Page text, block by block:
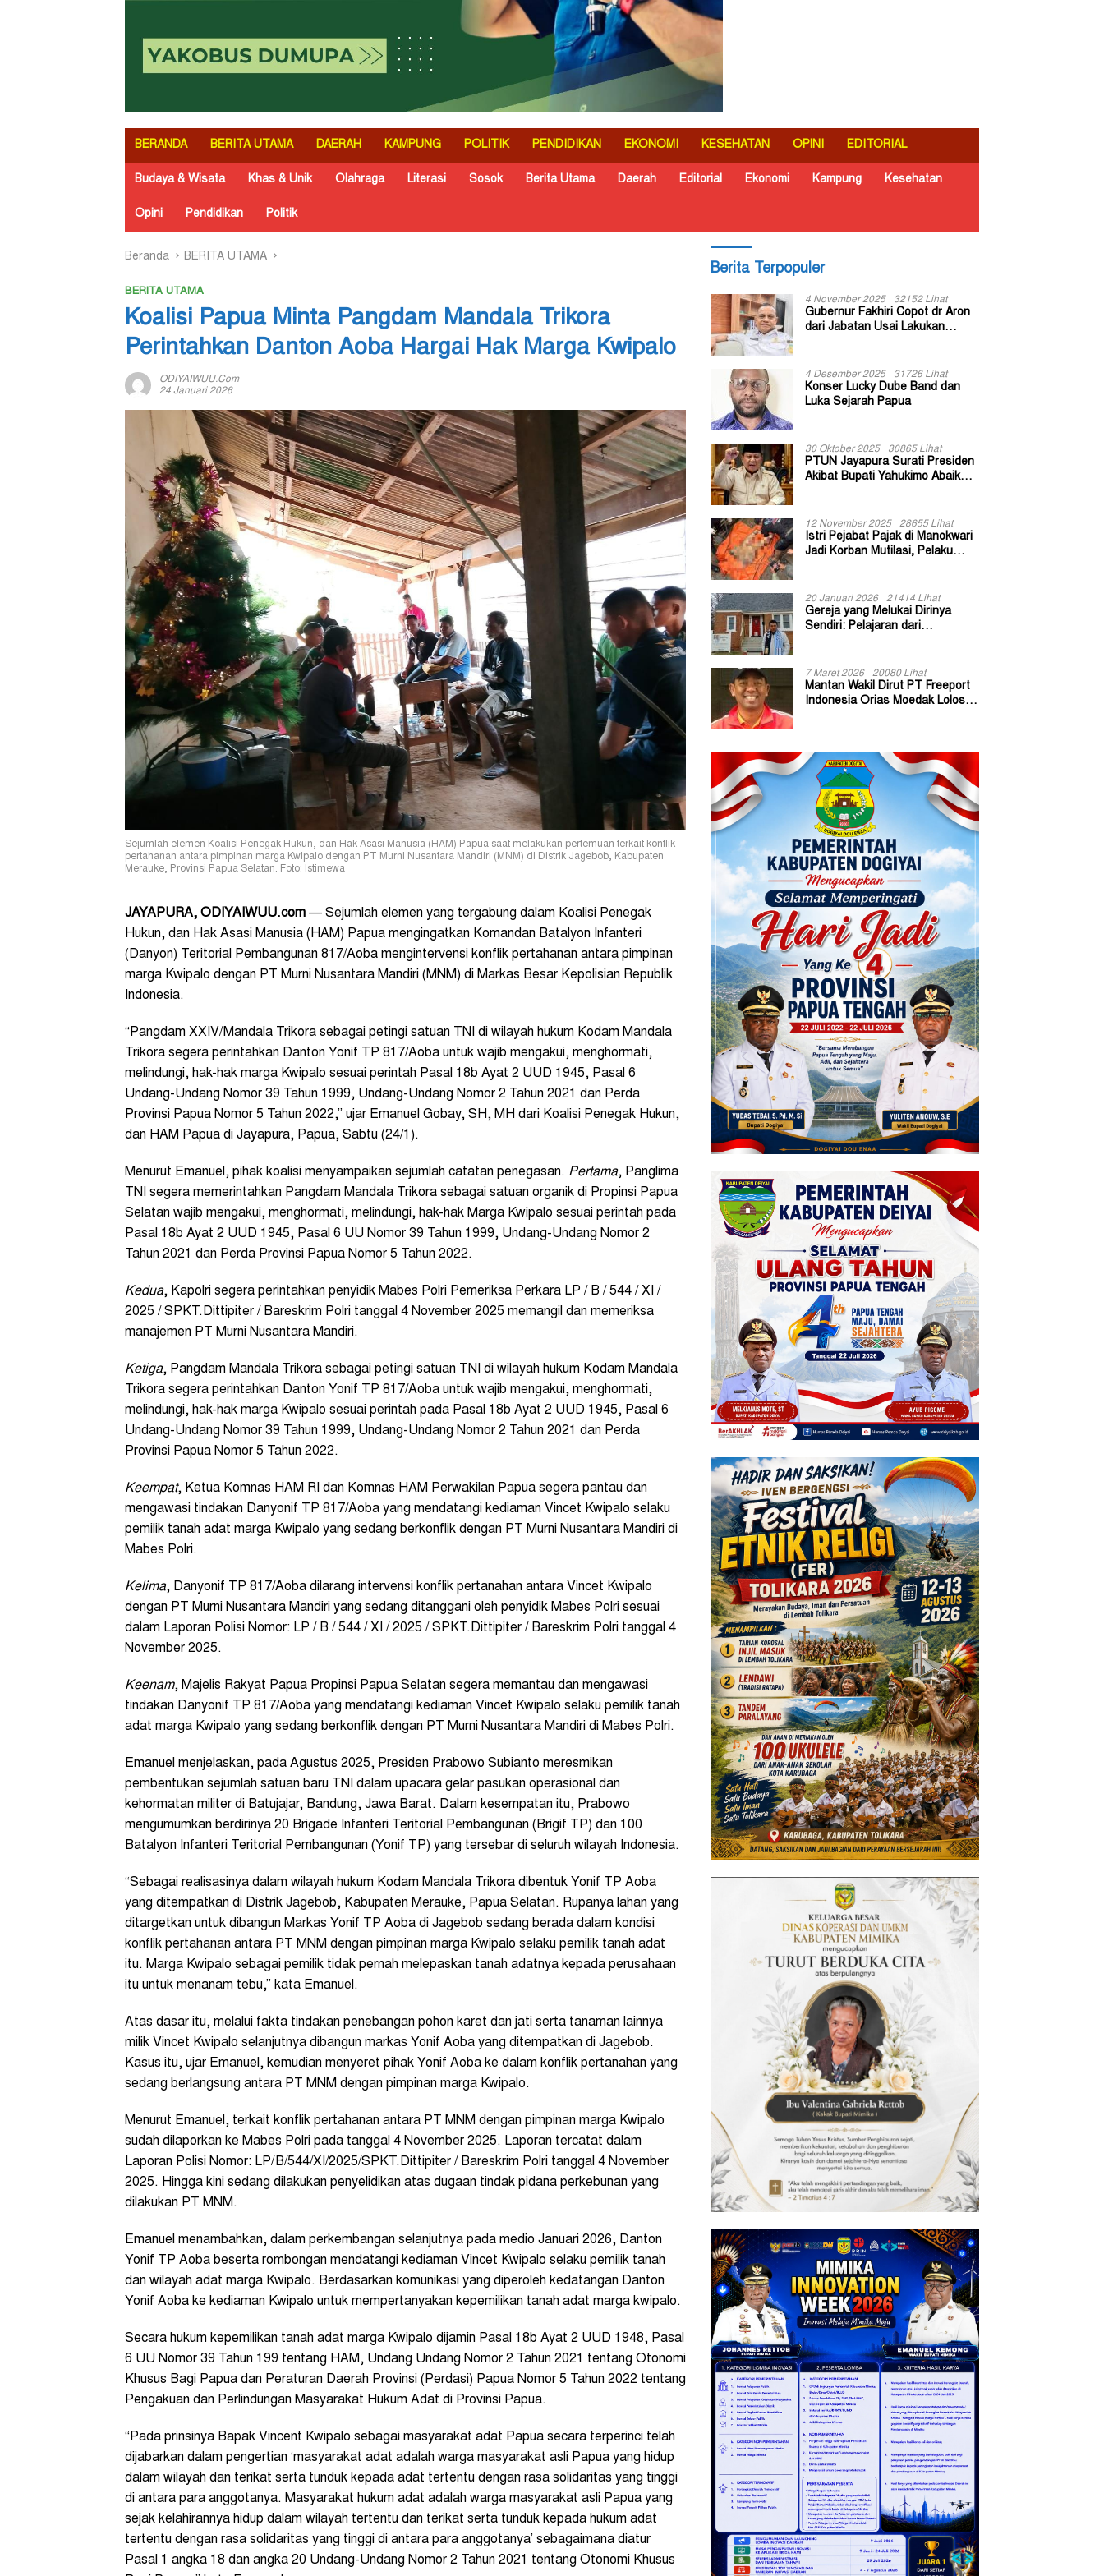
BERANDA BERITA UTAMA DAERAH KAMPUNG POLITIK PENDIDIKAN EKONOMI KESEHATAN OPINI EDITORIAL
Budaya & Wisata Khas & Unik Olahraga Literasi Sosok Berita Utama Daerah Editorial Ekonomi Kampung Kesehatan
Opini Pendidikan Politik
Beranda BERITA UTAMA
BERITA UTAMA
Koalisi Papua Minta Pangdam Mandala Trikora
Perintahkan Danton Aoba Hargai Hak Marga Kwipalo
ODIYAIWUU.com
24 Januari 2026
Sejumlah elemen Koalisi Penegak Hukun, dan Hak Asasi Manusia (HAM) Papua saat melakukan pertemuan terkait konflik
pertahanan antara pimpinan marga Kwipalo dengan PT Murni Nusantara Mandiri (MNM) di Distrik Jagebob, Kabupaten
Merauke, Provinsi Papua Selatan. Foto: Istimewa
JAYAPURA, ODIYAIWUU.com —‎ Sejumlah elemen yang tergabung dalam Koalisi Penegak
Hukun, dan Hak Asasi Manusia (HAM) Papua mengingatkan Komandan Batalyon Infanteri
(Danyon) Teritorial Pembangunan 817/Aoba mengintervensi konflik pertahanan antara pimpinan
marga Kwipalo dengan PT Murni Nusantara Mandiri (MNM) di Markas Besar Kepolisian Republik
Indonesia.
“Pangdam XXIV/Mandala Trikora sebagai petingi satuan TNI di wilayah hukum Kodam Mandala
Trikora segera perintahkan Danton Yonif TP 817/Aoba untuk wajib mengakui, menghormati,
melindungi, hak-hak marga Kwipalo sesuai perintah Pasal 18b Ayat 2 UUD 1945, Pasal 6
Undang-Undang Nomor 39 Tahun 1999, Undang-Undang Nomor 2 Tahun 2021 dan Perda
Provinsi Papua Nomor 5 Tahun 2022,” ujar Emanuel Gobay, SH, MH dari Koalisi Penegak Hukun,
dan HAM Papua di Jayapura, Papua, Sabtu (24/1).
Menurut Emanuel, pihak koalisi menyampaikan sejumlah catatan penegasan. Pertama, Panglima
TNI segera memerintahkan Pangdam Mandala Trikora sebagai satuan organik di Propinsi Papua
Selatan wajib mengakui, menghormati, melindungi, hak-hak Marga Kwipalo sesuai perintah pada
Pasal 18b Ayat 2 UUD 1945, Pasal 6 UU Nomor 39 Tahun 1999, Undang-Undang Nomor 2
Tahun 2021 dan Perda Provinsi Papua Nomor 5 Tahun 2022.
Kedua, Kapolri segera perintahkan penyidik Mabes Polri Pemeriksa Perkara LP / B / 544 / XI /
2025 / SPKT.Dittipiter / Bareskrim Polri tanggal 4 November 2025 memangil dan memeriksa
manajemen PT Murni Nusantara Mandiri.
Ketiga, Pangdam Mandala Trikora sebagai petingi satuan TNI di wilayah hukum Kodam Mandala
Trikora segera perintahkan Danton Yonif TP 817/Aoba untuk wajib mengakui, menghormati,
melindungi, hak-hak marga Kwipalo sesuai perintah pada Pasal 18b Ayat 2 UUD 1945, Pasal 6
Undang-Undang Nomor 39 Tahun 1999, Undang-Undang Nomor 2 Tahun 2021 dan Perda
Provinsi Papua Nomor 5 Tahun 2022.
Keempat, Ketua Komnas HAM RI dan Komnas HAM Perwakilan Papua segera pantau dan
mengawasi tindakan Danyonif TP 817/Aoba yang mendatangi kediaman Vincet Kwipalo selaku
pemilik tanah adat marga Kwipalo yang sedang berkonflik dengan PT Murni Nusantara Mandiri di
Mabes Polri.
Kelima, Danyonif TP 817/Aoba dilarang intervensi konflik pertanahan antara Vincet Kwipalo
dengan PT Murni Nusantara Mandiri yang sedang ditanggani oleh penyidik Mabes Polri sesuai
dalam Laporan Polisi Nomor: LP / B / 544 / XI / 2025 / SPKT.Dittipiter / Bareskrim Polri tanggal 4
November 2025.
Keenam, Majelis Rakyat Papua Propinsi Papua Selatan segera memantau dan mengawasi
tindakan Danyonif TP 817/Aoba yang mendatangi kediaman Vincet Kwipalo selaku pemilik tanah
adat marga Kwipalo yang sedang berkonflik dengan PT Murni Nusantara Mandiri di Mabes Polri.
Emanuel menjelaskan, pada Agustus 2025, Presiden Prabowo Subianto meresmikan
pembentukan sejumlah satuan baru TNI dalam upacara gelar pasukan operasional dan
kehormatan militer di Batujajar, Bandung, Jawa Barat. Dalam kesempatan itu, Prabowo
mengumumkan berdirinya 20 Brigade Infanteri Teritorial Pembangunan (Brigif TP) dan 100
Batalyon Infanteri Teritorial Pembangunan (Yonif TP) yang tersebar di seluruh wilayah Indonesia.
“Sebagai realisasinya dalam wilayah hukum Kodam Mandala Trikora dibentuk Yonif TP Aoba
yang ditempatkan di Distrik Jagebob, Kabupaten Merauke, Papua Selatan. Rupanya lahan yang
ditargetkan untuk dibangun Markas Yonif TP Aoba di Jagebob sedang berada dalam kondisi
konflik pertahanan antara PT MNM dengan pimpinan marga Kwipalo selaku pemilik tanah adat
itu. Marga Kwipalo sebagai pemilik tidak pernah melepaskan tanah adatnya kepada perusahaan
itu untuk menanam tebu,” kata Emanuel.
Atas dasar itu, melalui fakta tindakan penebangan pohon karet dan jati serta tanaman lainnya
milik Vincet Kwipalo selanjutnya dibangun markas Yonif Aoba yang ditempatkan di Jagebob.
Kasus itu, ujar Emanuel, kemudian menyeret pihak Yonif Aoba ke dalam konflik pertanahan yang
sedang berlangsung antara PT MNM dengan pimpinan marga Kwipalo.
Menurut Emanuel, terkait konflik pertahanan antara PT MNM dengan pimpinan marga Kwipalo
sudah dilaporkan ke Mabes Polri pada tanggal 4 November 2025. Laporan tercatat dalam
Laporan Polisi Nomor: LP/B/544/XI/2025/SPKT.Dittipiter / Bareskrim Polri tanggal 4 November
2025. Hingga kini sedang dilakukan penyelidikan atas dugaan tindak pidana perkebunan yang
dilakukan PT MNM.
Emanuel menambahkan, dalam perkembangan selanjutnya pada medio Januari 2026, Danton
Yonif TP Aoba beserta rombongan mendatangi kediaman Vincet Kwipalo selaku pemilik tanah
dan wilayah adat marga Kwipalo. Berdasarkan komunikasi yang diperoleh kedatangan Danton
Yonif Aoba ke kediaman Kwipalo untuk mempertanyakan kepemilikan tanah adat marga kwipalo.
Secara hukum kepemilikan tanah adat marga Kwipalo dijamin Pasal 18b Ayat 2 UUD 1948, Pasal
6 UU Nomor 39 Tahun 199 tentang HAM, Undang Undang Nomor 2 Tahun 2021 tentang Otonomi
Khusus Bagi Papua dan Peraturan Daerah Provinsi (Perdasi) Papua Nomor 5 Tahun 2022 tentang
Pengakuan dan Perlindungan Masyarakat Hukum Adat di Provinsi Papua.
“Pada prinsinya Bapak Vincent Kwipalo sebagai masyarakat adat Papua secara terperinci telah
dijabarkan dalam pengertian ‘masyarakat adat adalah warga masyarakat asli Papua yang hidup
dalam wilayah dan terikat serta tunduk kepada adat tertentu dengan rasa solidaritas yang tinggi
di antara para anggotanya. Masyarakat hukum adat adalah warga masyarakat asli Papua yang
sejak kelahirannya hidup dalam wilayah tertentu dan terikat serta tunduk kepada hukum adat
tertentu dengan rasa solidaritas yang tinggi di antara para anggotanya’ sebagaimana diatur
Pasal 1 angka 18 dan angka 20 Undang-Undang Nomor 2 Tahun 2021 tentang Otonomi Khusus
Berita Terpopuler
4 November 2025 32152 Lihat
Gubernur Fakhiri Copot dr Aron
dari Jabatan Usai Lakukan
4 Desember 2025 31726 Lihat
Konser Lucky Dube Band dan
Luka Sejarah Papua
30 Oktober 2025 30865 Lihat
PTUN Jayapura Surati Presiden
Akibat Bupati Yahukimo Abaikan
12 November 2025 28655 Lihat
Istri Pejabat Pajak di Manokwari
Jadi Korban Mutilasi, Pelaku
20 Januari 2026 21414 Lihat
Gereja yang Melukai Dirinya
Sendiri: Pelajaran dari
7 Maret 2026 20080 Lihat
Mantan Wakil Dirut PT Freeport
Indonesia Orias Moedak Lolos